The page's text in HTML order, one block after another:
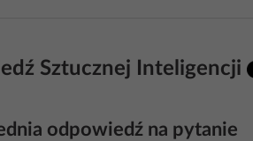
Sztucznej Inteligencji
odpowiedź na pytanie